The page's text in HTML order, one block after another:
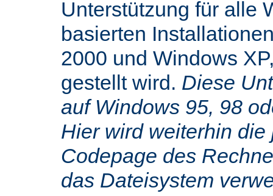
Unterstützung für alle
basierten
2000 und Windows
gestellt wird. Diese
auf Windows 95, 98
Hier wird weiterhin
Codepage des
das Dateisystem